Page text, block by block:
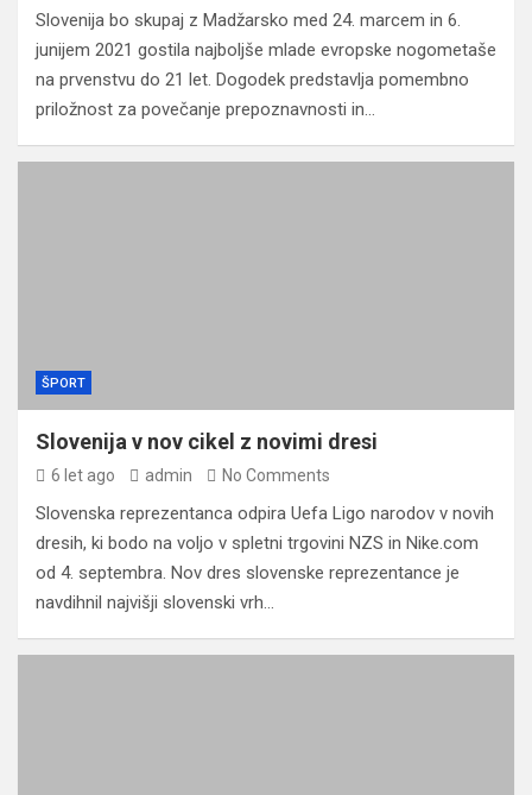
Slovenija bo skupaj z Madžarsko med 24. marcem in 6.
junijem 2021 gostila najboljše mlade evropske nogometaše
na prvenstvu do 21 let. Dogodek predstavlja pomembno
priložnost za povečanje prepoznavnosti in…
ŠPORT
Slovenija v nov cikel z novimi dresi
6 let ago admin No Comments
Slovenska reprezentanca odpira Uefa Ligo narodov v novih
dresih, ki bodo na voljo v spletni trgovini NZS in Nike.com
od 4. septembra. Nov dres slovenske reprezentance je
navdihnil najvišji slovenski vrh…